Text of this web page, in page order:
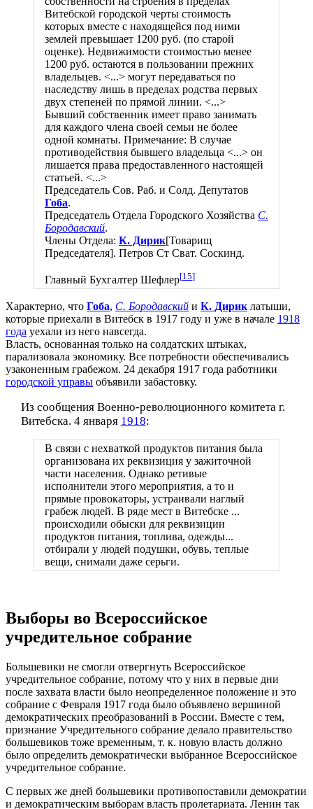
Витебской городской черты стоимость
которых вместе с находящейся под ними
землей превышает 1200 руб. (по старой
оценке). Недвижимости стоимостью менее
1200 руб. остаются в пользовании прежних
владельцев. <...> могут передаваться по
наследству лишь в пределах родства первых
двух степеней по прямой линии. <...>
Бывший собственник имеет право занимать
для каждого члена своей семьи не более
одной комнаты. Примечание: В случае
противодействия бывшего владельца <...> он
лишается права предоставленного настоящей
статьей. <...>
Председатель Сов. Раб. и Солд. Депутатов
Гоба.
Председатель Отдела Городского Хозяйства С.
Бородавский.
Члены Отдела: К. Дирик[Товарищ
Председателя]. Петров Ст Сват. Соскинд.
Главный Бухгалтер Шефлер[15]
Характерно, что Гоба, С. Бородавский и К. Дирик латыши,
которые приехали в Витебск в 1917 году и уже в начале 1918
года уехали из него навсегда.
Власть, основанная только на солдатских штыках,
парализовала экономику. Все потребности обеспечивались
узаконенным грабежом. 24 декабря 1917 года работники
городской управы объявили забастовку.
Из сообщения Военно-революционного комитета г.
Витебска. 4 января 1918:
В связи с нехваткой продуктов питания была
организована их реквизиция у зажиточной
части населения. Однако ретивые
исполнители этого мероприятия, а то и
прямые провокаторы, устраивали наглый
грабеж людей. В ряде мест в Витебске ...
происходили обыски для реквизиции
продуктов питания, топлива, одежды...
отбирали у людей подушки, обувь, теплые
вещи, снимали даже серьги.
Выборы во Всероссийское
учредительное собрание
Большевики не смогли отвергнуть Всероссийское
учредительное собрание, потому что у них в первые дни
после захвата власти было неопределенное положение и это
собрание с Февраля 1917 года было объявлено вершиной
демократических преобразований в России. Вместе с тем,
признание Учредительного собрание делало правительство
большевиков тоже временным, т. к. новую власть должно
было определить демократически выбранное Всероссийское
учредительное собрание.
С первых же дней большевики противопоставили демократии
и демократическим выборам власть пролетариата. Ленин так